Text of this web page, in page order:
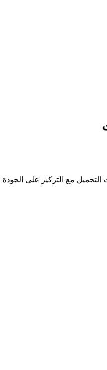
مع التركيز على الجودة